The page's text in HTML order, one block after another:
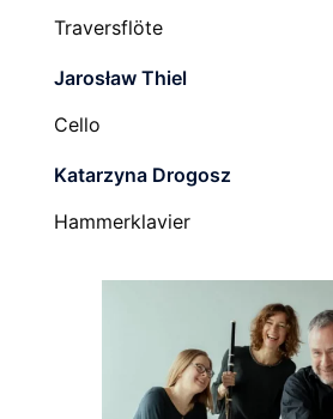
Traversflöte
Jarosław Thiel
Cello
Katarzyna Drogosz
Hammerklavier